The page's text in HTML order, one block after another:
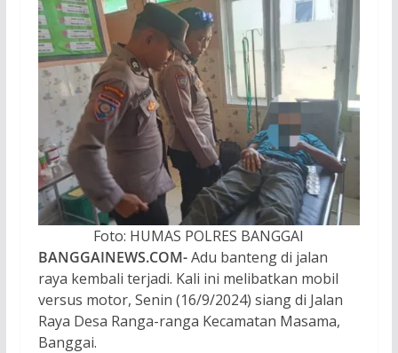
Foto: HUMAS POLRES BANGGAI
BANGGAINEWS.COM-Adu banteng di jalan
raya kembali terjadi. Kali ini melibatkan mobil
versus motor, Senin (16/9/2024) siang di Jalan
Raya Desa Ranga-ranga Kecamatan Masama,
Banggai.